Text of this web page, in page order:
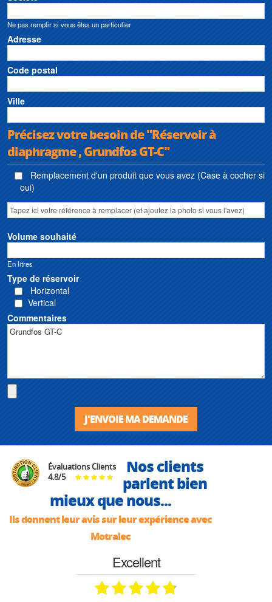
Ne pas remplir si vous êtes un particulier
Adresse
Code postal
Ville
Précisez votre besoin de "Réservoir à
diaphragme , Grundfos GT-C"
Remplacement d'un produit que vous avez (Case à cocher si
oui)
Volume souhaité
En litres
Type de réservoir
Horizontal
Vertical
Commentaires
J'ENVOIE MA DEMANDE
Évaluations Clients
4.8/5
Nos clients
parlent bien
mieux que nous...
Ils donnent leur avis sur leur expérience avec
Motralec
Excellent